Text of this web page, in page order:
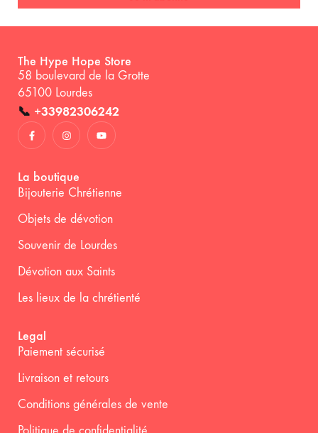
The Hype Hope Store
58 boulevard de la Grotte
65100 Lourdes
📞 +33982306242
La boutique
Bijouterie Chrétienne
Objets de dévotion
Souvenir de Lourdes
Dévotion aux Saints
Les lieux de la chrétienté
Legal
Paiement sécurisé
Livraison et retours
Conditions générales de vente